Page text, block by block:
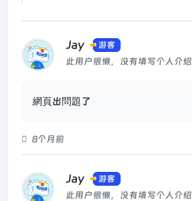
Jay 游客
此用户很懒，没有填写个人介绍
網頁出問題了
8个月前
Jay 游客
此用户很懒，没有填写个人介绍